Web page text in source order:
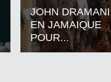
JOHN DRAMANI
EN JAMAIQUE
POUR...